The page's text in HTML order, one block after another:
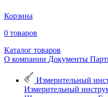
Корзина
0 товаров
Каталог товаров
О компании Документы
Измерительный
Измерительный